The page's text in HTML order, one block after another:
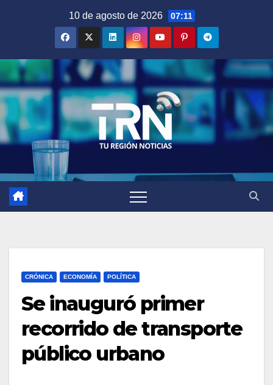
10 de agosto de 2026 07:11
CRÓNICA ECONOMÍA POLÍTICA
Se inauguró primer
recorrido de transporte
público urbano